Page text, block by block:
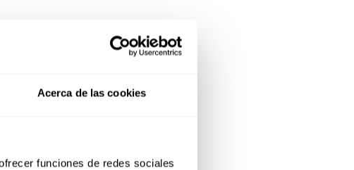
Acerca de las cookies
funciones de redes sociales